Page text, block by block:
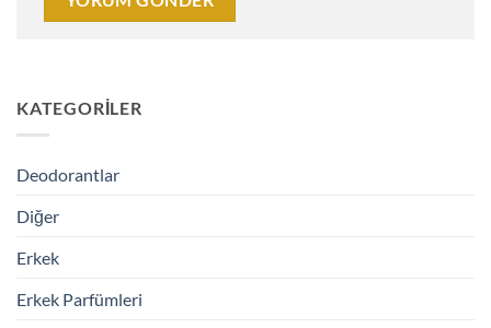
KATEGORILER
Deodorantlar
Diğer
Erkek
Erkek Parfümleri